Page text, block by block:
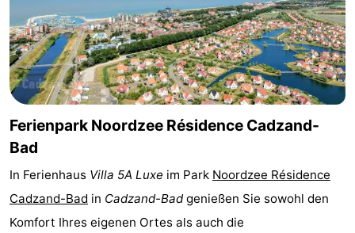
Nieuwvliet-
Bad
Zonneweelde
Zwinhoeve
Hotels
Lastminutes
Strand
Sehen
tun
Museen
-
Ferienpark Noordzee Résidence Cadzand-
Bad
In Ferienhaus Villa 5A Luxe im Park Noordzee Résidence
Cadzand-Bad in Cadzand-Badgenießen Sie sowohl den
Komfort Ihres eigenen Ortes als auch die